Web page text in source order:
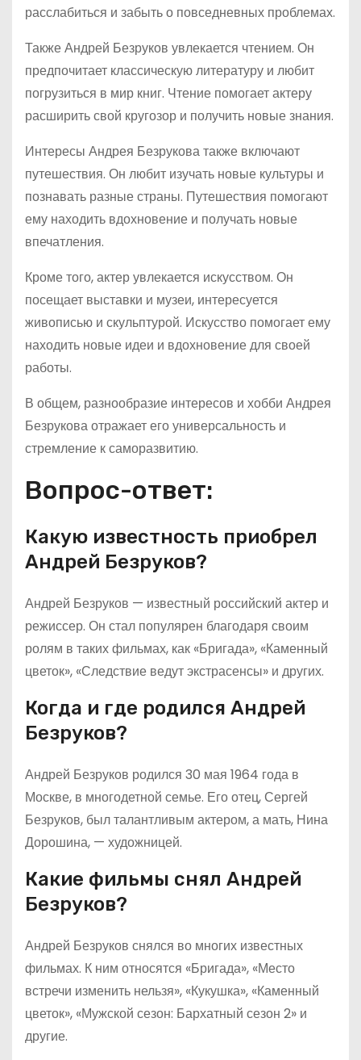
расслабиться и забыть о повседневных проблемах.
Также Андрей Безруков увлекается чтением. Он
предпочитает классическую литературу и любит
погрузиться в мир книг. Чтение помогает актеру
расширить свой кругозор и получить новые знания.
Интересы Андрея Безрукова также включают
путешествия. Он любит изучать новые культуры и
познавать разные страны. Путешествия помогают
ему находить вдохновение и получать новые
впечатления.
Кроме того, актер увлекается искусством. Он
посещает выставки и музеи, интересуется
живописью и скульптурой. Искусство помогает ему
находить новые идеи и вдохновение для своей
работы.
В общем, разнообразие интересов и хобби Андрея
Безрукова отражает его универсальность и
стремление к саморазвитию.
Вопрос-ответ:
Какую известность приобрел
Андрей Безруков?
Андрей Безруков — известный российский актер и
режиссер. Он стал популярен благодаря своим
ролям в таких фильмах, как «Бригада», «Каменный
цветок», «Следствие ведут экстрасенсы» и других.
Когда и где родился Андрей
Безруков?
Андрей Безруков родился 30 мая 1964 года в
Москве, в многодетной семье. Его отец, Сергей
Безруков, был талантливым актером, а мать, Нина
Дорошина, — художницей.
Какие фильмы снял Андрей
Безруков?
Андрей Безруков снялся во многих известных
фильмах. К ним относятся «Бригада», «Место
встречи изменить нельзя», «Кукушка», «Каменный
цветок», «Мужской сезон: Бархатный сезон 2» и
другие.